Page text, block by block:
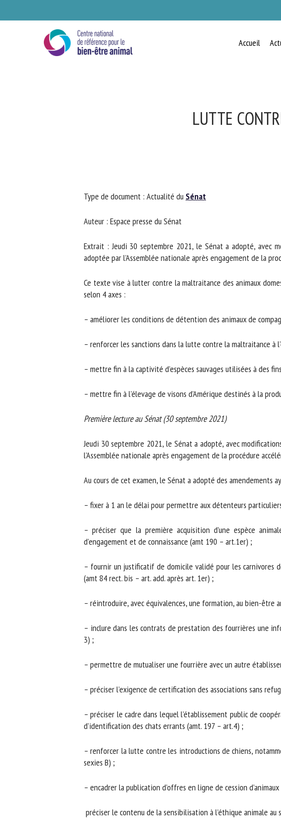
Accueil
LUTTE
Type de document : Actualité duSénat
Auteur : Espace presse du Sénat
Extrait : Jeudi 30 septembre 2021, le Sénat a adopté, avec
adoptée par l’Assemblée nationale après engagement de la
Ce texte vise à lutter contre la maltraitance des animaux
selon 4 axes :
– améliorer les conditions de détention des animaux de
– renforcer les sanctions dans la lutte contre la maltraitance à
– mettre fin à la captivité d’espèces sauvages utilisées à des fins
– mettre fin à l’élevage de visons d’Amérique destinés à la
Première lecture au Sénat (30 septembre 2021)
Jeudi 30 septembre 2021, le Sénat a adopté, avec
l’Assemblée nationale après engagement de la procédure
Au cours de cet examen, le Sénat a adopté des amendements
– fixer à 1 an le délai pour permettre aux détenteurs
– préciser que la première acquisition d’une espèce
d’engagement et de connaissance (amt 190 – art.1er) ;
– fournir un justificatif de domicile validé pour les carnivores
(amt 84 rect. bis – art. add. après art. 1er) ;
– réintroduire, avec équivalences, une formation, au bien-être
– inclure dans les contrats de prestation des fourrières une
3) ;
– permettre de mutualiser une fourrière avec un autre
– préciser l’exigence de certification des associations sans
– préciser le cadre dans lequel l’établissement public de
d’identification des chats errants (amt. 197 – art.4) ;
– renforcer la lutte contre les introductions de chiens,
sexies B) ;
– encadrer la publication d’offres en ligne de cession
préciser le contenu de la sensibilisation à l’éthique animale
*
utilisées dans le cadre de